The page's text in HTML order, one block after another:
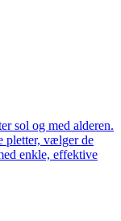
sol og med alderen.
pletter, vælger de
enkle, effektive